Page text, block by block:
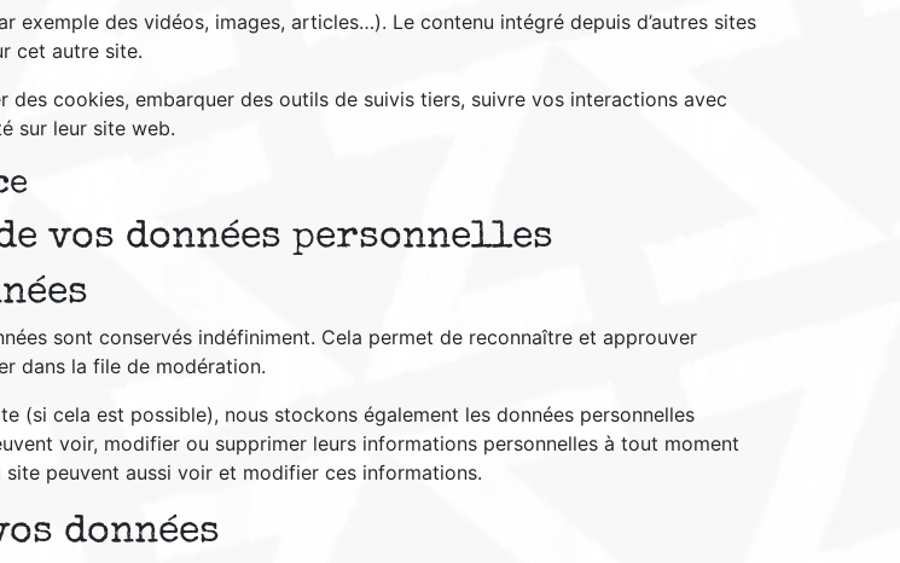
des vidéos, images, articles…). Le contenu intégré depuis d’autres sites
cet autre site.
cookies, embarquer des outils de suivis tiers, suivre vos interactions avec
sur leur site web.
données personnelles
sont conservés indéfiniment. Cela permet de reconnaître et approuver
dans la file de modération.
(si cela est possible), nous stockons également les données personnelles
voir, modifier ou supprimer leurs informations personnelles à tout moment
site peuvent aussi voir et modifier ces informations.
données